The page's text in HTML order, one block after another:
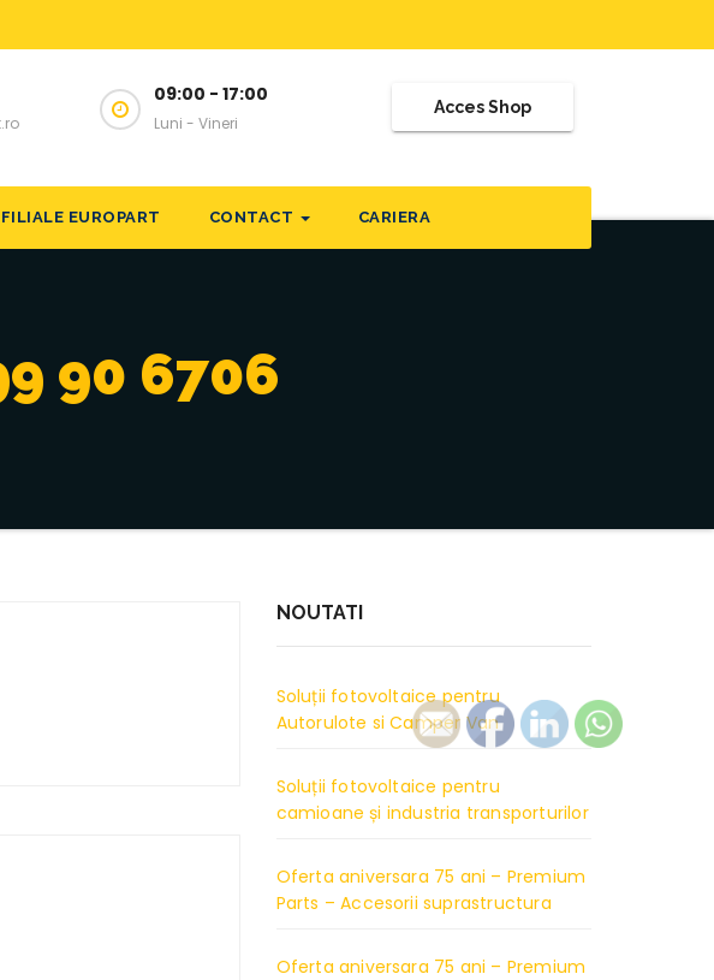
09:00 - 17:00
Luni - Vineri
Acces Shop
FILIALE EUROPART CONTACT CARIERA
90 6706
NOUTATI
Soluții fotovoltaice pentru
Autorulote si Camper Van
Soluții fotovoltaice pentru
camioane și industria transporturilor
Oferta aniversara 75 ani – Premium
Parts – Accesorii suprastructura
Oferta aniversara 75 ani – Premium